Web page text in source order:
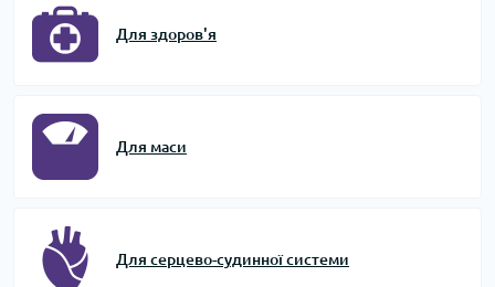
Для здоров'я
Для маси
Для серцево-судинної системи